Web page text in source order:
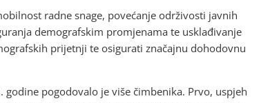
radne snage, povećanje održivosti javnih
demografskim promjenama te usklađivanje
prijetnji te osigurati značajnu dohodovnu
pogodovalo je više čimbenika. Prvo, uspjeh